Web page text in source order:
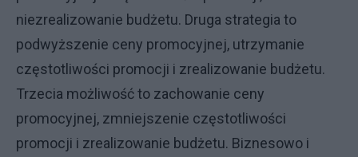
niezrealizowanie budżetu. Druga strategia to
podwyższenie ceny promocyjnej, utrzymanie
częstotliwości promocji i zrealizowanie budżetu.
Trzecia możliwość to zachowanie ceny
promocyjnej, zmniejszenie częstotliwości
promocji i zrealizowanie budżetu. Biznesowo i